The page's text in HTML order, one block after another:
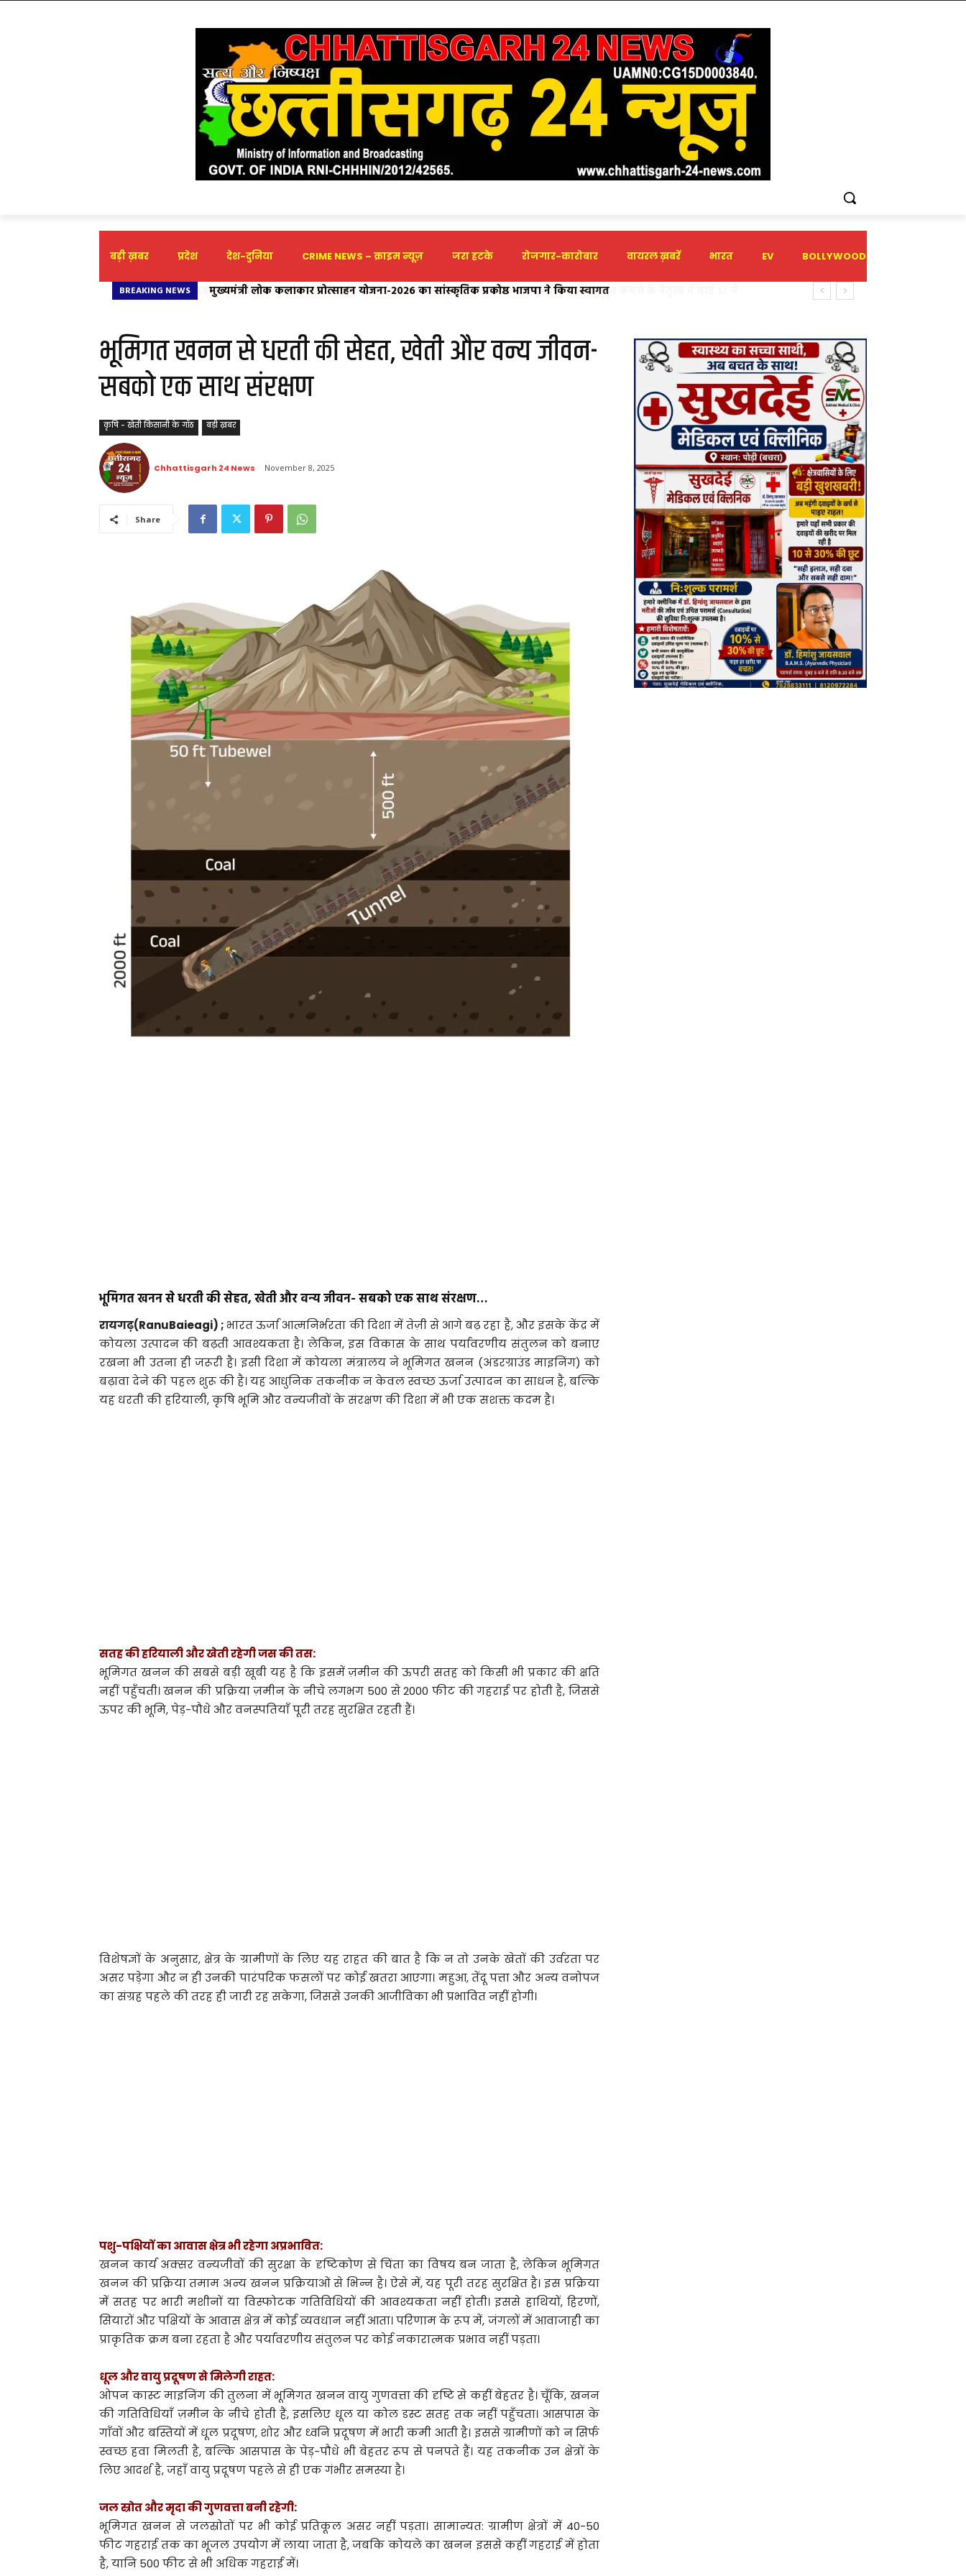
बड़ी ख़बर प्रदेश देश-दुनिया CRIME NEWS – क्राइम न्यूज़ जरा हटके रोजगार-कारोबार वायरल ख़बरें भारत EV BOLLYWOOD
BREAKING NEWS मुख्यमंत्री लोक कलाकार प्रोत्साहन योजना-2026 का सांस्कृतिक प्रकोष्ठ भाजपा ने किया स्वागत
भूमिगत खनन से धरती की सेहत, खेती और वन्य जीवन-
सबको एक साथ संरक्षण
कृषि - खेती किसानी के गॉठ बड़ी ख़बर
Chhattisgarh 24 News November 8, 2025
Share
भूमिगत खनन से धरती की सेहत, खेती और वन्य जीवन- सबको एक साथ संरक्षण…
रायगढ़(RanuBaieagi) ;भारत ऊर्जा आत्मनिर्भरता की दिशा में तेज़ी से आगे बढ़ रहा है, और इसके केंद्र में
कोयला उत्पादन की बढ़ती आवश्यकता है। लेकिन, इस विकास के साथ पर्यावरणीय संतुलन को बनाए
रखना भी उतना ही जरूरी है। इसी दिशा में कोयला मंत्रालय ने भूमिगत खनन (अंडरग्राउंड माइनिंग) को
बढ़ावा देने की पहल शुरू की है। यह आधुनिक तकनीक न केवल स्वच्छ ऊर्जा उत्पादन का साधन है, बल्कि
यह धरती की हरियाली, कृषि भूमि और वन्यजीवों के संरक्षण की दिशा में भी एक सशक्त कदम है।
सतह की हरियाली और खेती रहेगी जस की तस:
भूमिगत खनन की सबसे बड़ी खूबी यह है कि इसमें ज़मीन की ऊपरी सतह को किसी भी प्रकार की क्षति
नहीं पहुँचती। खनन की प्रक्रिया ज़मीन के नीचे लगभग 500 से 2000 फीट की गहराई पर होती है, जिससे
ऊपर की भूमि, पेड़-पौधे और वनस्पतियाँ पूरी तरह सुरक्षित रहती हैं।
विशेषज्ञों के अनुसार, क्षेत्र के ग्रामीणों के लिए यह राहत की बात है कि न तो उनके खेतों की उर्वरता पर
असर पड़ेगा और न ही उनकी पारंपरिक फसलों पर कोई खतरा आएगा। महुआ, तेंदू पत्ता और अन्य वनोपज
का संग्रह पहले की तरह ही जारी रह सकेगा, जिससे उनकी आजीविका भी प्रभावित नहीं होगी।
पशु-पक्षियों का आवास क्षेत्र भी रहेगा अप्रभावित:
खनन कार्य अक्सर वन्यजीवों की सुरक्षा के दृष्टिकोण से चिंता का विषय बन जाता है, लेकिन भूमिगत
खनन की प्रक्रिया तमाम अन्य खनन प्रक्रियाओं से भिन्न है। ऐसे में, यह पूरी तरह सुरक्षित है। इस प्रक्रिया
में सतह पर भारी मशीनों या विस्फोटक गतिविधियों की आवश्यकता नहीं होती। इससे हाथियों, हिरणों,
सियारों और पक्षियों के आवास क्षेत्र में कोई व्यवधान नहीं आता। परिणाम के रूप में, जंगलों में आवाजाही का
प्राकृतिक क्रम बना रहता है और पर्यावरणीय संतुलन पर कोई नकारात्मक प्रभाव नहीं पड़ता।
धूल और वायु प्रदूषण से मिलेगी राहत:
ओपन कास्ट माइनिंग की तुलना में भूमिगत खनन वायु गुणवत्ता की दृष्टि से कहीं बेहतर है। चूँकि, खनन
की गतिविधियाँ ज़मीन के नीचे होती हैं, इसलिए धूल या कोल डस्ट सतह तक नहीं पहुँचता। आसपास के
गाँवों और बस्तियों में धूल प्रदूषण, शोर और ध्वनि प्रदूषण में भारी कमी आती है। इससे ग्रामीणों को न सिर्फ
स्वच्छ हवा मिलती है, बल्कि आसपास के पेड़-पौधे भी बेहतर रूप से पनपते हैं। यह तकनीक उन क्षेत्रों के
लिए आदर्श है, जहाँ वायु प्रदूषण पहले से ही एक गंभीर समस्या है।
जल स्रोत और मृदा की गुणवत्ता बनी रहेगी:
भूमिगत खनन से जलस्रोतों पर भी कोई प्रतिकूल असर नहीं पड़ता। सामान्यत: ग्रामीण क्षेत्रों में 40-50
फीट गहराई तक का भूजल उपयोग में लाया जाता है, जबकि कोयले का खनन इससे कहीं गहराई में होता
है, यानि 500 फीट से भी अधिक गहराई में।